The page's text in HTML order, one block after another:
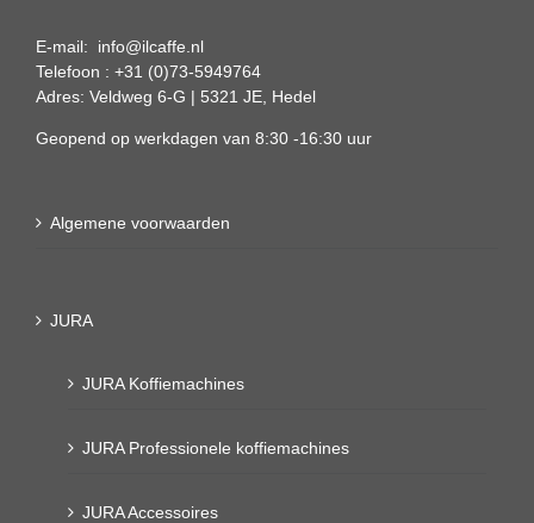
E-mail: info@ilcaffe.nl
Telefoon : +31 (0)73-5949764
Adres: Veldweg 6-G | 5321 JE, Hedel
Geopend op werkdagen van 8:30 -16:30 uur
Algemene voorwaarden
JURA
JURA Koffiemachines
JURA Professionele koffiemachines
JURA Accessoires